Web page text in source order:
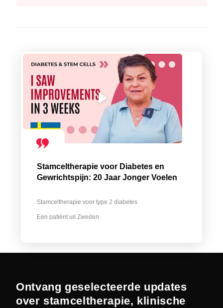
Stamceltherapie voor Diabetes en
Gewrichtspijn: 20 Jaar Jonger Voelen
Stamceltherapie voor type 2 diabetes
Een patiënt uit Zweden
Ontvang geselecteerde updates
over stamceltherapie, klinische